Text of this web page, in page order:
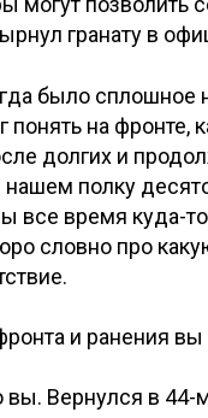
гранату в
было сплошное
понять на фронте,
долгих и
полку
все время куда-
словно про
и ранения вы
вы. Вернулся в